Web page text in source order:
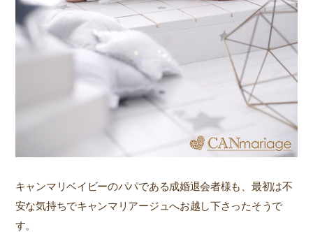
キャンマリベイビーのパパである成婚退会者様も、最初は不
安な気持ちでキャンマリアージュへお越し下さったそうで
す。